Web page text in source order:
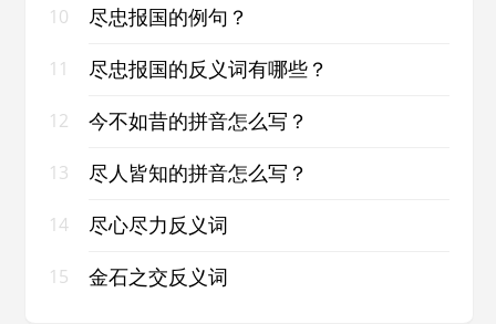
10 尽忠报国的例句？
11 尽忠报国的反义词有哪些？
12 今不如昔的拼音怎么写？
13 尽人皆知的拼音怎么写？
14 尽心尽力反义词
15 金石之交反义词